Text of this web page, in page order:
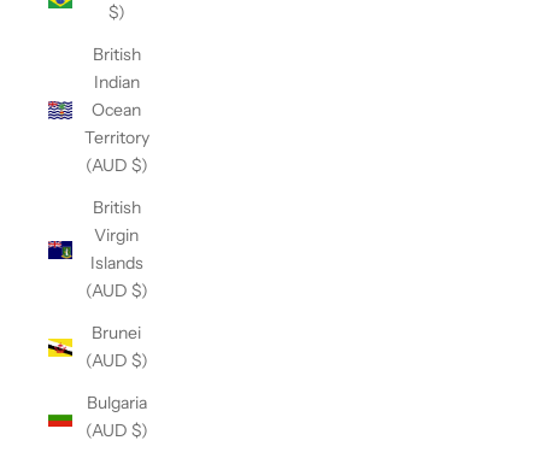
$)
British
Indian
Ocean
Territory
(AUD $)
British
Virgin
Islands
(AUD $)
Brunei
(AUD $)
Bulgaria
(AUD $)